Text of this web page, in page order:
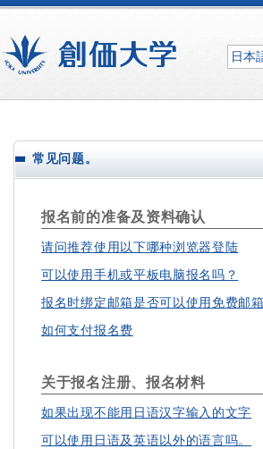
日本
常见问题。
报名前的准备及资料确认
请问推荐使用以下哪种浏览器登陆
可以使用手机或平板电脑报名吗？
报名时绑定邮箱是否可以使用免费邮
如何支付报名费
关于报名注册、报名材料
如果出现不能用日语汉字输入的文字
可以使用日语及英语以外的语言吗。